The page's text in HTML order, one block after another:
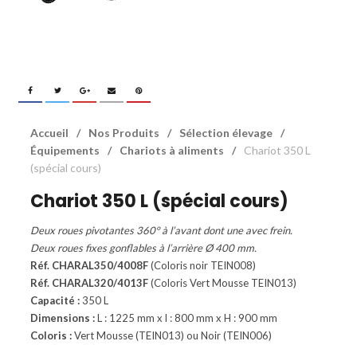
Accueil / Nos Produits / Sélection élevage /
Équipements
/ Chariots à aliments /
Chariot 350 L
(spécial cours)
Chariot 350 L (spécial cours)
Deux roues pivotantes 360° à l’avant dont une avec frein.
Deux roues fixes gonflables à l’arrière Ø 400 mm.
Réf. CHARAL350/4008F(Coloris noir TEIN008)
Réf. CHARAL320/4013F(Coloris Vert Mousse TEIN013)
Capacité : 350 L
Dimensions :L : 1225 mm x l : 800 mm x H : 900 mm
Coloris :Vert Mousse (TEIN013) ou Noir (TEIN006)